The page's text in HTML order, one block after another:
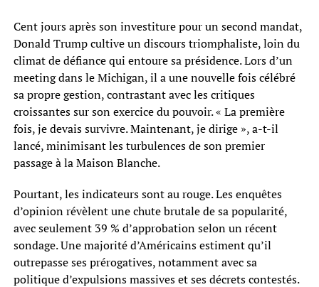
Cent jours après son investiture pour un second mandat,
Donald Trump cultive un discours triomphaliste, loin du
climat de défiance qui entoure sa présidence. Lors d’un
meeting dans le Michigan, il a une nouvelle fois célébré
sa propre gestion, contrastant avec les critiques
croissantes sur son exercice du pouvoir. « La première
fois, je devais survivre. Maintenant, je dirige », a-t-il
lancé, minimisant les turbulences de son premier
passage à la Maison Blanche.
Pourtant, les indicateurs sont au rouge. Les enquêtes
d’opinion révèlent une chute brutale de sa popularité,
avec seulement 39 % d’approbation selon un récent
sondage. Une majorité d’Américains estiment qu’il
outrepasse ses prérogatives, notamment avec sa
politique d’expulsions massives et ses décrets contestés.